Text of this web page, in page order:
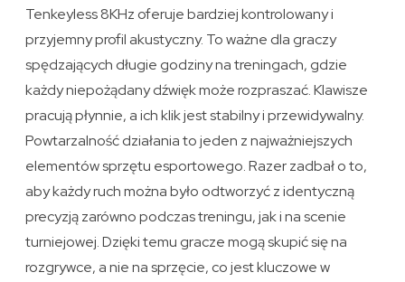
Tenkeyless 8KHz oferuje bardziej kontrolowany i
przyjemny profil akustyczny. To ważne dla graczy
spędzających długie godziny na treningach, gdzie
każdy niepożądany dźwięk może rozpraszać. Klawisze
pracują płynnie, a ich klik jest stabilny i przewidywalny.
Powtarzalność działania to jeden z najważniejszych
elementów sprzętu esportowego. Razer zadbał o to,
aby każdy ruch można było odtworzyć z identyczną
precyzją zarówno podczas treningu, jak i na scenie
turniejowej. Dzięki temu gracze mogą skupić się na
rozgrywce, a nie na sprzęcie, co jest kluczowe w